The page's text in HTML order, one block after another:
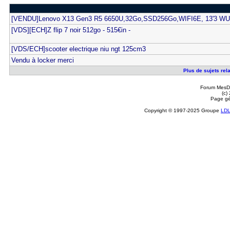
[VENDU]Lenovo X13 Gen3 R5 6650U,32Go,SSD256Go,WIFI6E, 13'3
[VDS][ECH]Z flip 7 noir 512go - 515€in -
[VDS/ECH]scooter electrique niu ngt 125cm3
Vendu à locker merci
Plus de sujets
Forum
(c)
Page
Copyright © 1997-2025 Groupe